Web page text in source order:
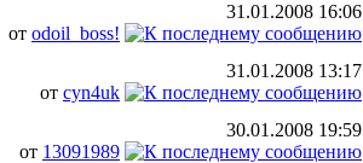
31.01.2008 16:06
от odoil_boss!
31.01.2008 13:17
от cyn4uk
30.01.2008 19:59
от 13091989